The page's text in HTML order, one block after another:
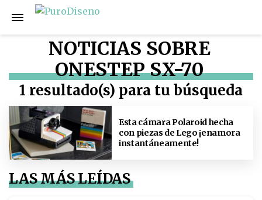
NOTICIAS SOBRE
ONESTEP SX-70
1 resultado(s) para tu búsqueda
Esta cámara Polaroid hecha
con piezas de Lego ¡enamora
instantáneamente!
LAS MÁS LEÍDAS